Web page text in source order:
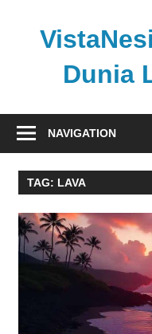
Dunia
nasional
global
dalam
platform
informatif
NAVIGATION
TAG: LAVA